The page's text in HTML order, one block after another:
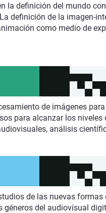
la definición del mundo
definición de la imagen-
como medio de
de imágenes
para alcanzar los
análisis
de las nuevas
géneros del audiovisual